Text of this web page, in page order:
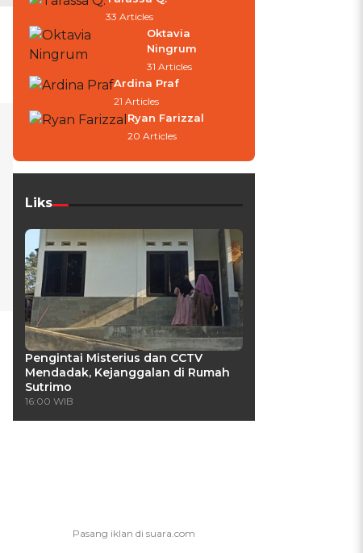
33 Articles
Oktavia
Ningrum
31 Articles
Ardina Praf
21 Articles
Ryan Farizzal
20 Articles
Liks
Pengintai Misterius dan CCTV
Mendadak, Kejanggalan di Rumah
Sutrimo
16:00 WIB